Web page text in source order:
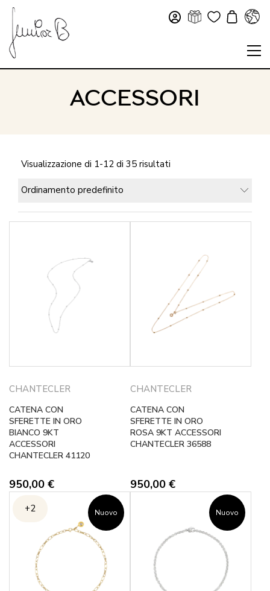
ACCESSORI
Visualizzazione di 1-12 di 35 risultati
Ordinamento predefinito
CHANTECLER
CATENA CON
SFERETTE IN ORO
BIANCO 9KT
ACCESSORI
CHANTECLER 41120
950,00 €
CHANTECLER
CATENA CON
SFERETTE IN ORO
ROSA 9KT ACCESSORI
CHANTECLER 36588
950,00 €
+2 Nuovo Nuovo